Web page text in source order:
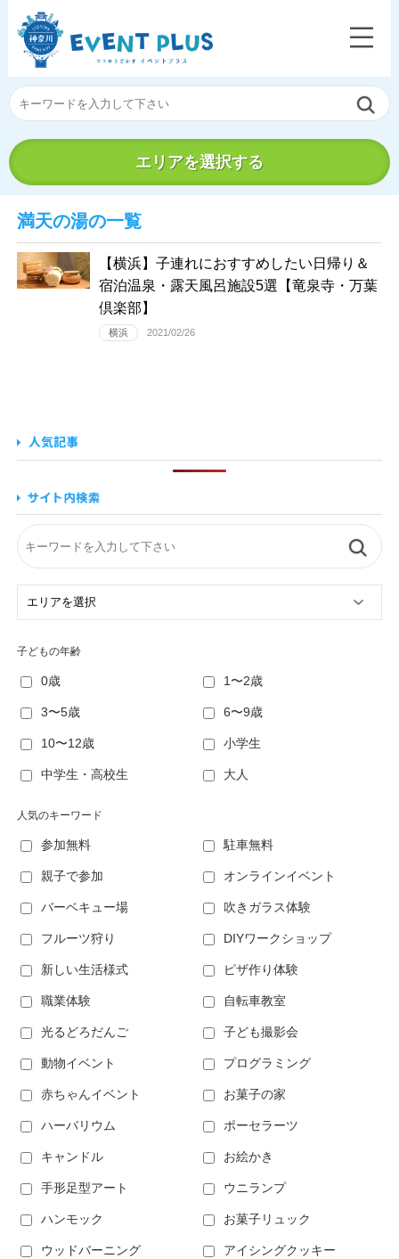
エリアを選択する
満天の湯の一覧
【横浜】子連れにおすすめしたい日帰り＆
宿泊温泉・露天風呂施設5選【竜泉寺・万葉
倶楽部】
横浜 2021/02/26
子どもの年齢
0歳 1〜2歳
3〜5歳 6〜9歳
10〜12歳 小学生
中学生・高校生 大人
人気のキーワード
参加無料 駐車無料
親子で参加 オンラインイベント
バーベキュー場 吹きガラス体験
フルーツ狩り DIYワークショップ
新しい生活様式 ピザ作り体験
職業体験 自転車教室
光るどろだんご 子ども撮影会
動物イベント プログラミング
赤ちゃんイベント お菓子の家
ハーバリウム ポーセラーツ
キャンドル お絵かき
手形足型アート ウニランプ
ハンモック お菓子リュック
ウッドバーニング アイシングクッキー